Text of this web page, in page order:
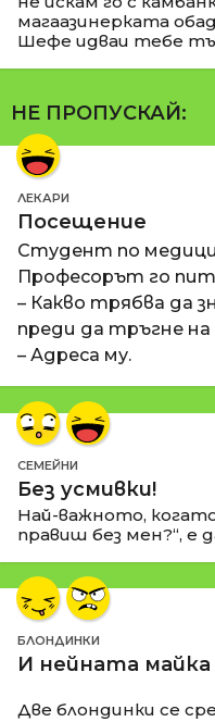
магаазинерката
Шефе идваи тебе
НЕ ПРОПУСКАЙ:
ЛЕКАРИ
Посещение
Студент по
Професорът го
– Какво трябва да
преди да тръгне
– Адреса му.
СЕМЕЙНИ
Без усмивки!
Най-важното,
правиш без мен?“, е
БЛОНДИНКИ
И нейната майка
Две блондинки се